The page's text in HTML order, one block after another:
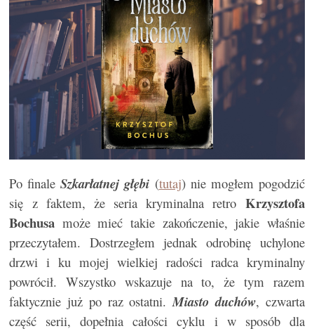
Po finaleSzkarłatnej głębi (tutaj) nie mogłem pogodzić
się z faktem, że seria kryminalna retro Krzysztofa
Bochusa może mieć takie zakończenie, jakie właśnie
przeczytałem. Dostrzegłem jednak odrobinę uchylone
drzwi i ku mojej wielkiej radości radca kryminalny
powrócił. Wszystko wskazuje na to, że tym razem
faktycznie już po raz ostatni.Miasto duchów, czwarta
część serii, dopełnia całości cyklu i w sposób dla